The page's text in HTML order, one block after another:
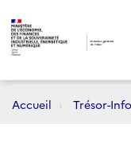
Accueil Trésor-Info